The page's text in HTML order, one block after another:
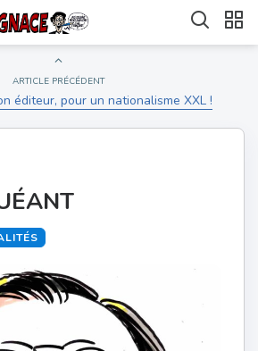
ARTICLE PRÉCÉDENT
éditeur, pour un nationalisme XXL !